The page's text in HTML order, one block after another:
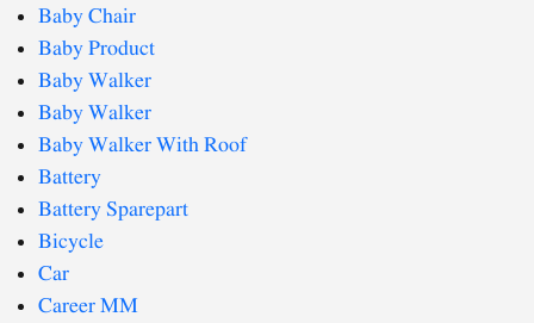
Baby Chair
Baby Product
Baby Walker
Baby Walker
Baby Walker With Roof
Battery
Battery Sparepart
Bicycle
Car
Career MM